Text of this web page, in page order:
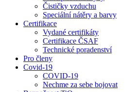
Čističky vzduchu
Speciální nátěry a barvy
Certifikace
Vydané certifikáty
Certifikace ČSAF
Technické poradenství
Pro členy
Covid-19
COVID-19
Nechme za sebe bojovat